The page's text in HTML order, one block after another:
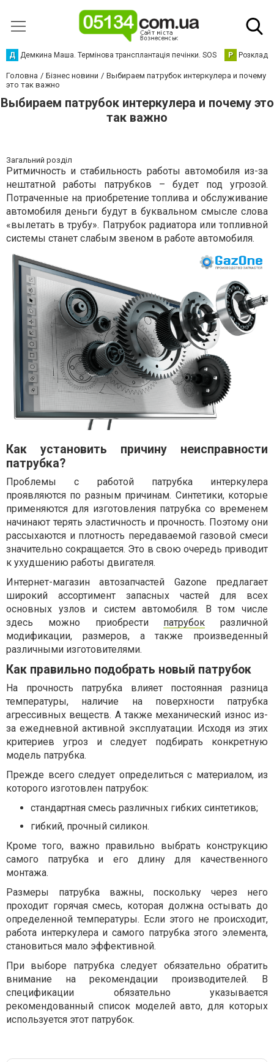
Д Демкина Маша. Термінова трансплантація печінки. SOS Р Розклад
Головна Бізнес новини
Выбираем патрубок интеркулера и почему
это так важно
Выбираем патрубок интеркулера и почему это
так важно
Загальний розділ
Ритмичность и стабильность работы автомобиля из-за
нештатной работы патрубков – будет под угрозой.
Потраченные на приобретение топлива и обслуживание
автомобиля деньги будут в буквальном смысле слова
«вылетать в трубу». Патрубок радиатора или топливной
системы станет слабым звеном в работе автомобиля.
Как установить причину неисправности
патрубка?
Проблемы с работой патрубка интеркулера
проявляются по разным причинам. Синтетики, которые
применяются для изготовления патрубка со временем
начинают терять эластичность и прочность. Поэтому они
рассыхаются и плотность передаваемой газовой смеси
значительно сокращается. Это в свою очередь приводит
к ухудшению работы двигателя.
Интернет-магазин автозапчастей Gazone предлагает
широкий ассортимент запасных частей для всех
основных узлов и систем автомобиля. В том числе
здесь можно приобрести патрубок различной
модификации, размеров, а также произведенный
различными изготовителями.
Как правильно подобрать новый патрубок
На прочность патрубка влияет постоянная разница
температуры, наличие на поверхности патрубка
агрессивных веществ. А также механический износ из-
за ежедневной активной эксплуатации. Исходя из этих
критериев угроз и следует подбирать конкретную
модель патрубка.
Прежде всего следует определиться с материалом, из
которого изготовлен патрубок:
стандартная смесь различных гибких синтетиков;
гибкий, прочный силикон.
Кроме того, важно правильно выбрать конструкцию
самого патрубка и его длину для качественного
монтажа.
Размеры патрубка важны, поскольку через него
проходит горячая смесь, которая должна остывать до
определенной температуры. Если этого не происходит,
работа интеркулера и самого патрубка этого элемента,
становиться мало эффективной.
При выборе патрубка следует обязательно обратить
внимание на рекомендации производителей. В
спецификации обязательно указывается
рекомендованный список моделей авто, для которых
используется этот патрубок.